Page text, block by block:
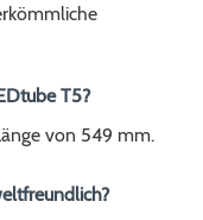
T5?
von 549 mm.